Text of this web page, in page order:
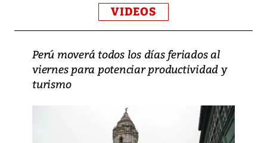
VIDEOS
Perú moverá todos los días feriados al
viernes para potenciar productividad y
turismo